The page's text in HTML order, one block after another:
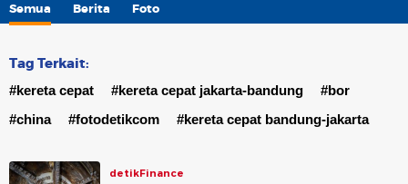
Semua Berita Foto
Tag Terkait:
#kereta cepat #kereta cepat jakarta-bandung
#bor
#china
#fotodetikcom #kereta cepat bandung-jakarta
detikFinance